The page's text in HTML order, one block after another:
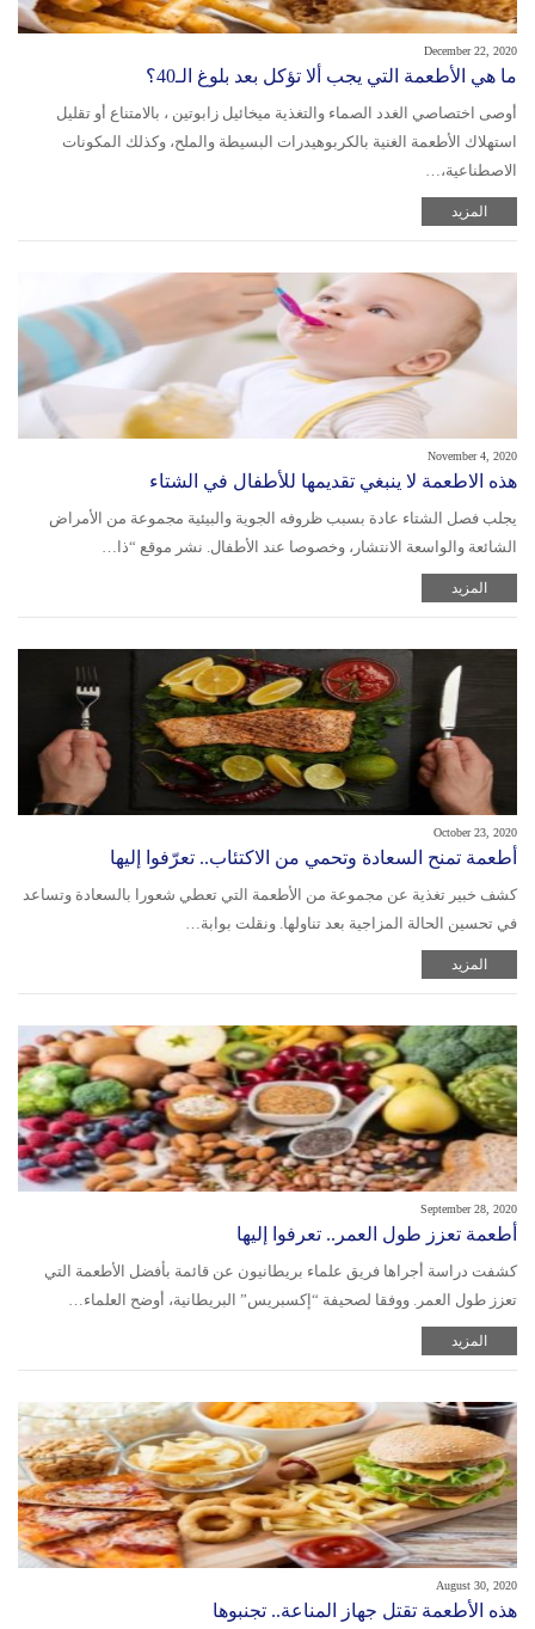
December 22, 2020
ما هي الأطعمة التي يجب ألا تؤكل بعد بلوغ الـ40؟
أوصى اختصاصي الغدد الصماء والتغذية ميخائيل زابوتين ، بالامتناع أو تقليل
استهلاك الأطعمة الغنية بالكربوهيدرات البسيطة والملح، وكذلك المكونات
الاصطناعية،…
المزيد
November 4, 2020
هذه الاطعمة لا ينبغي تقديمها للأطفال في الشتاء
يجلب فصل الشتاء عادة بسبب ظروفه الجوية والبيئية مجموعة من الأمراض
الشائعة والواسعة الانتشار، وخصوصا عند الأطفال. نشر موقع “ذا…
المزيد
October 23, 2020
أطعمة تمنح السعادة وتحمي من الاكتئاب.. تعرّفوا إليها
كشف خبير تغذية عن مجموعة من الأطعمة التي تعطي شعورا بالسعادة وتساعد
في تحسين الحالة المزاجية بعد تناولها. ونقلت بوابة…
المزيد
September 28, 2020
أطعمة تعزز طول العمر.. تعرفوا إليها
كشفت دراسة أجراها فريق علماء بريطانيون عن قائمة بأفضل الأطعمة التي
تعزز طول العمر. ووفقا لصحيفة “إكسبريس” البريطانية، أوضح العلماء…
المزيد
August 30, 2020
هذه الأطعمة تقتل جهاز المناعة.. تجنبوها